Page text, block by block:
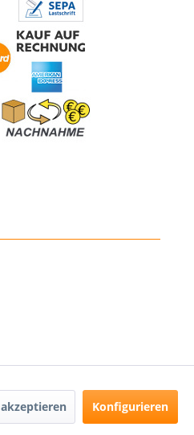
Konfigurieren